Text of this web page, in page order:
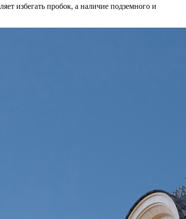
избегать пробок, а наличие подземного и